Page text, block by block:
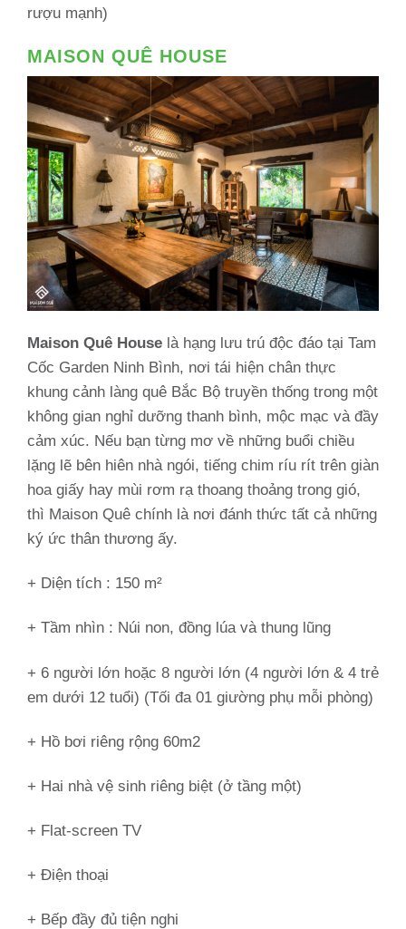
rượu mạnh)
MAISON QUÊ HOUSE
Maison Quê House là hạng lưu trú độc đáo tại Tam
Cốc Garden Ninh Bình, nơi tái hiện chân thực
khung cảnh làng quê Bắc Bộ truyền thống trong một
không gian nghỉ dưỡng thanh bình, mộc mạc và đầy
cảm xúc. Nếu bạn từng mơ về những buổi chiều
lặng lẽ bên hiên nhà ngói, tiếng chim ríu rít trên giàn
hoa giấy hay mùi rơm rạ thoang thoảng trong gió,
thì Maison Quê chính là nơi đánh thức tất cả những
ký ức thân thương ấy.
+ Diện tích : 150 m²
+ Tầm nhìn : Núi non, đồng lúa và thung lũng
+ 6 người lớn hoặc 8 người lớn (4 người lớn & 4 trẻ
em dưới 12 tuổi) (Tối đa 01 giường phụ mỗi phòng)
+ Hồ bơi riêng rộng 60m2
+ Hai nhà vệ sinh riêng biệt (ở tầng một)
+ Flat-screen TV
+ Điện thoại
+ Bếp đầy đủ tiện nghi